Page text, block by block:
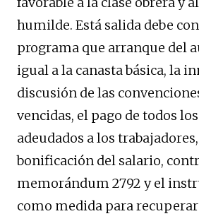
humilde. Está salida debe
programa que arranque del
igual a la canasta básica, la
discusión de las
vencidas, el pago de todos
adeudados a los
bonificación del salario,
memorándum 2792 y el
como medida para